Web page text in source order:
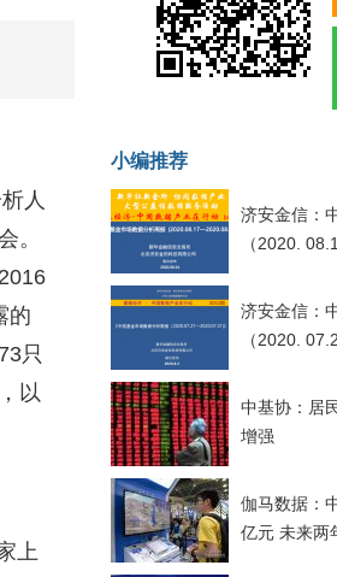
人
。
的
只
以
上
小编推荐
济安金信：
（2020.
济安金信：
（2020.
中基协：居
增强
伽马数据：
亿元 未来两